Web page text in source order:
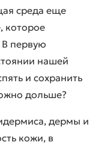
среда еще
которое
первую
нашей
и сохранить
дольше?
дермы и
кожи, в